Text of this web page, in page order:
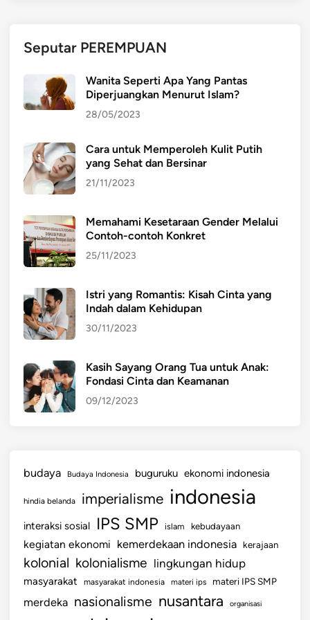
j
a
T
e
s
M
r
u
Seputar PEREMPUAN
Wanita Seperti Apa Yang Pantas
Diperjuangkan Menurut Islam?
28/05/2023
Cara untuk Memperoleh Kulit Putih
yang Sehat dan Bersinar
21/11/2023
Memahami Kesetaraan Gender Melalui
Contoh-contoh Konkret
25/11/2023
Istri yang Romantis: Kisah Cinta yang
Indah dalam Kehidupan
30/11/2023
Kasih Sayang Orang Tua untuk Anak:
Fondasi Cinta dan Keamanan
09/12/2023
budaya Budaya Indonesia buguruku ekonomi indonesia
hindia belanda imperialisme indonesia
interaksi sosial IPS SMP islam kebudayaan
kegiatan ekonomi kemerdekaan indonesia kerajaan
kolonial kolonialisme lingkungan hidup
masyarakat masyarakat indonesia materi ips materi IPS SMP
merdeka nasionalisme nusantara organisasi